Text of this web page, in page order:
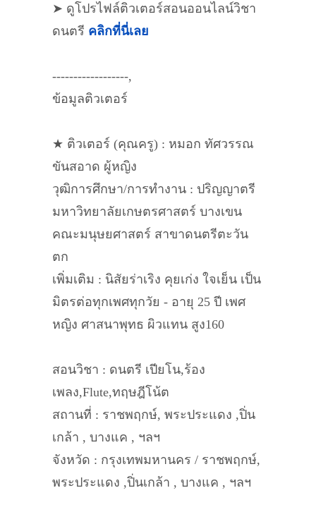
➤ ดูโปรไฟล์ติวเตอร์สอนออนไลน์วิชา
ดนตรี คลิกที่นี่เลย
------------------,
ข้อมูลติวเตอร์
★ ติวเตอร์ (คุณครู) : หมอก ทัศวรรณ
ขันสอาด ผู้หญิง
วุฒิการศึกษา/การทำงาน : ปริญญาตรี
มหาวิทยาลัยเกษตรศาสตร์ บางเขน
คณะมนุษยศาสตร์ สาขาดนตรีตะวัน
ตก
เพิ่มเติม : นิสัยร่าเริง คุยเก่ง ใจเย็น เป็น
มิตรต่อทุกเพศทุกวัย - อายุ 25 ปี เพศ
หญิง ศาสนาพุทธ ผิวแทน สูง160
สอนวิชา : ดนตรี เปียโน,ร้อง
เพลง,Flute,ทฤษฎีโน้ต
สถานที่ : ราชพฤกษ์, พระประแดง ,ปิ่น
เกล้า , บางแค , ฯลฯ
จังหวัด : กรุงเทพมหานคร / ราชพฤกษ์,
พระประแดง ,ปิ่นเกล้า , บางแค , ฯลฯ